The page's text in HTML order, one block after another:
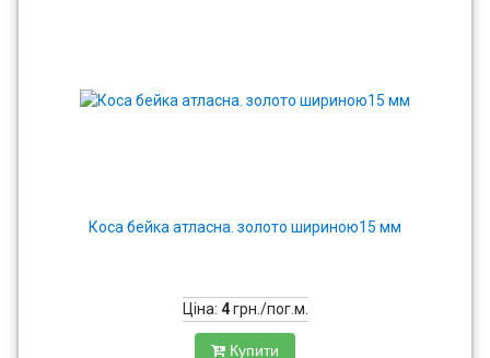
Коса бейка атласна. золото шириною15 мм
Ціна: 4грн./пог.м.
Купити